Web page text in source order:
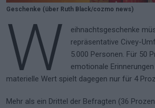
Geschenke (über Ruth Black/cozmo news)
W
eihnachtsgeschenke
repräsentative Civey-
5.000 Personen. Für 50
emotionale
materielle Wert spielt dagegen nur für 4
Mehr als ein Drittel der Befragten (36